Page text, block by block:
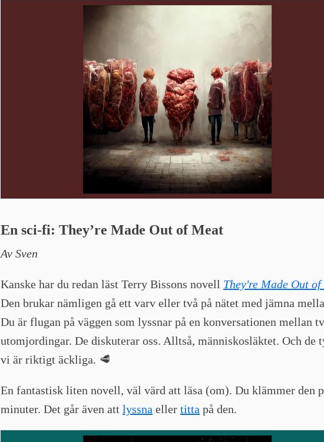
En sci-fi: They’re Made Out of Meat
Av Sven
Kanske har du redan läst Terry Bissons novell They're Made Out
Den brukar nämligen gå ett varv eller två på nätet med jämna
Du är flugan på väggen som lyssnar på en konversationen mellan
utomjordingar. De diskuterar oss. Alltså, människosläktet. Och de
vi är riktigt äckliga. 🥩
En fantastisk liten novell, väl värd att läsa (om). Du klämmer den
minuter. Det går även att lyssna eller titta på den.